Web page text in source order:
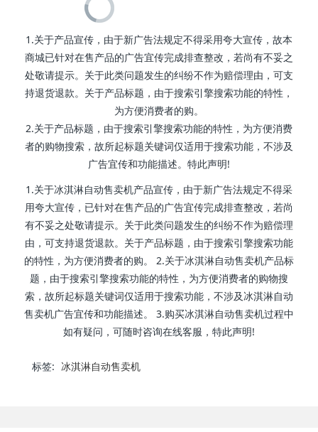
1.关于产品宣传，由于新广告法规定不得采用夸大宣传，故本
商城已针对在售产品的广告宜传完成排查整改，若尚有不妥之
处敬请提示。关于此类问题发生的纠纷不作为赔偿理由，可支
持退货退款。关于产品标题，由于搜索引擎搜索功能的特性，
为方便消费者的购。
2.关于产品标题，由于搜索引擎搜索功能的特性，为方便消费
者的购物搜索，故所起标题关键词仅适用于搜索功能，不涉及
广告宜传和功能描述。特此声明!
1.关于冰淇淋自动售卖机产品宣传，由于新广告法规定不得采
用夸大宣传，已针对在售产品的广告宜传完成排查整改，若尚
有不妥之处敬请提示。关于此类问题发生的纠纷不作为赔偿理
由，可支持退货退款。关于产品标题，由于搜索引擎搜索功能
的特性，为方便消费者的购。 2.关于冰淇淋自动售卖机产品标
题，由于搜索引擎搜索功能的特性，为方便消费者的购物搜
索，故所起标题关键词仅适用于搜索功能，不涉及冰淇淋自动
售卖机广告宜传和功能描述。 3.购买冰淇淋自动售卖机过程中
如有疑问，可随时咨询在线客服，特此声明!
标签: 冰淇淋自动售卖机